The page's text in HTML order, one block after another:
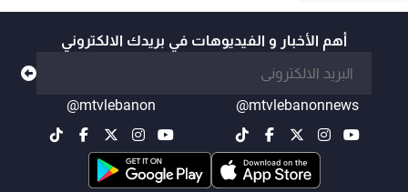
أهم الأخبار و الفيديوهات في بريدك الالكتروني
@mtvlebanonnews
@mtvlebanon